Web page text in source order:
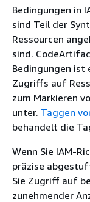
Bedingungen in
sind Teil der
Ressourcen
sind.
Bedingungen ist
Zugriffs auf
zum Markieren
unter. Taggen
behandelt die
Wenn Sie IAM-
präzise
Sie Zugriff auf
zunehmender